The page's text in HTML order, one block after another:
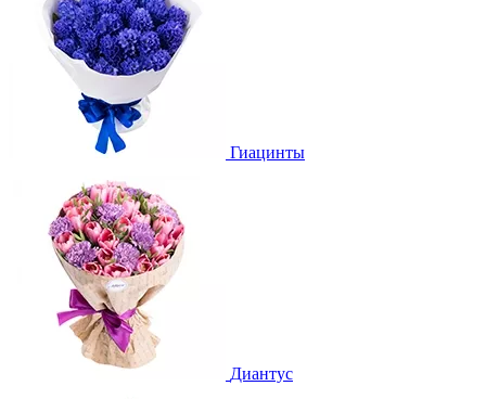
Гиацинты
Диантус